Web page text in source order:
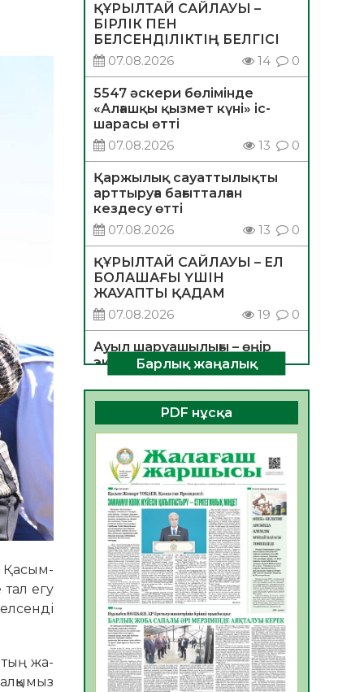
Қасым-
егу
жа­
ҚҰРЫЛТАЙ САЙЛАУЫ –
БІРЛІК ПЕН
БЕЛСЕНДІЛІКТІҢ БЕЛГІСІ
07.08.2026
14 0
5547 әскери бөлімінде
«Алғашқы қызмет күні» іс-
шарасы өтті
07.08.2026
13 0
Қаржылық сауаттылықты
арттыруға бағытталған
кездесу өтті
07.08.2026
13 0
ҚҰРЫЛТАЙ САЙЛАУЫ – ЕЛ
БОЛАШАҒЫ ҮШІН
ЖАУАПТЫ ҚАДАМ
07.08.2026
19 0
Ауыл шаруашылығы – өңір
экономикасының негізгі
тірегі
06.08.2026
29 0
ҚОҒАМДЫҚ БЕЛСЕНДІЛІК –
ЕЛ ДАМУЫНЫҢ НЕГІЗІ
06.08.2026
28
ҚҰРЫЛТАЙ САЙЛАУЫ –
БОЛАШАҚҚА БАСТАР
ЖАУАПТЫ ТАҢДАУ
06.08.2026
30
Инфекциялық ауруларға
қарсы иммундау
жұмыстарының тиімділігі
06.08.2026
31
Көкжөтел ауруы туралы
Барлық жаңалық
PDF нұсқа